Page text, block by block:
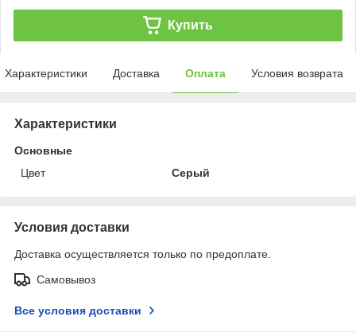
Купить
Характеристики Доставка Оплата Условия возврата
Характеристики
Основные
Цвет
Серый
Условия доставки
Доставка осуществляется только по предоплате.
Самовывоз
Все условия доставки